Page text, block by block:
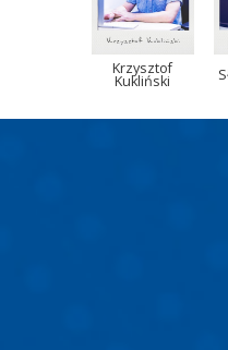
Krzysztof
Kukliński